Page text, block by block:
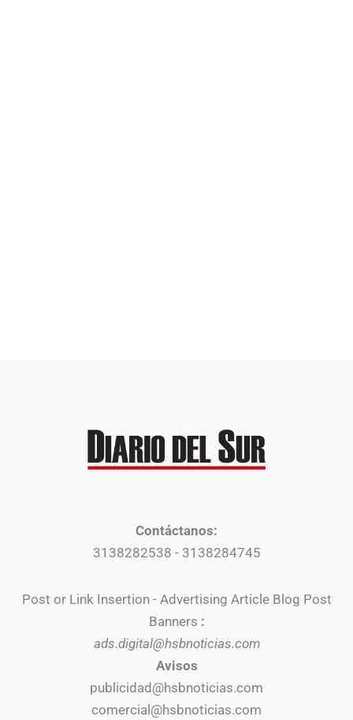
Contáctanos:
3138282538 - 3138284745
Post or Link Insertion - Advertising Article Blog Post
Banners :
ads.digital@hsbnoticias.com
Avisos
publicidad@hsbnoticias.com
comercial@hsbnoticias.com